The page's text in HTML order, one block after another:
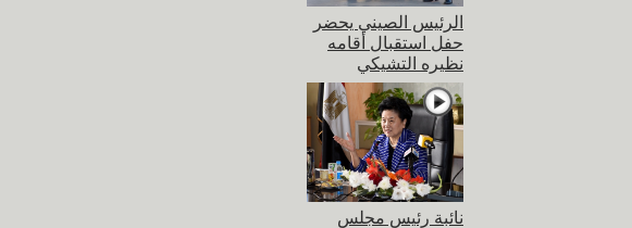
الرئيس الصيني يحضر
حفل استقبال أقامه
نظيره التشيكي
نائبة رئيس مجلس